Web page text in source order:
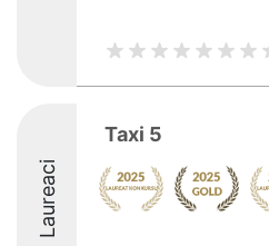
Laureaci
Taxi 5